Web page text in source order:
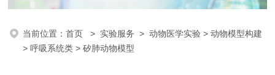
当前位置：首页 > 实验服务 >动物医学实验 >动物模型构建
>呼吸系统类 > 矽肺动物模型